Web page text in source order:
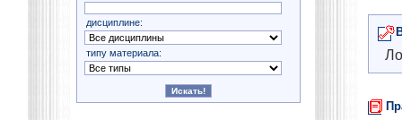
дисциплине:
типу материала: